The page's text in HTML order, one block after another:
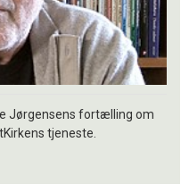
Jørgensens fortælling om
tjeneste.